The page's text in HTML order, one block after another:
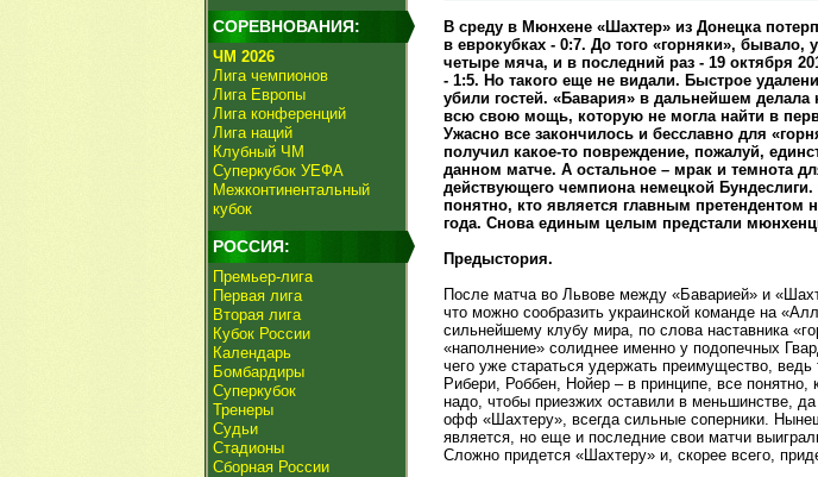
СОРЕВНОВАНИЯ:
ЧМ 2026
Лига чемпионов
Лига Европы
Лига конференций
Лига наций
Клубный ЧМ
Суперкубок УЕФА
Межконтинентальный
кубок
РОССИЯ:
Премьер-лига
Первая лига
Вторая лига
Кубок России
Календарь
Бомбардиры
Суперкубок
Тренеры
Судьи
Стадионы
Сборная России
В среду в Мюнхене «Шахтер» из Донецка
в еврокубках - 0:7. До того «горняки», бывало,
четыре мяча, и в последний раз - 19 октября
- 1:5. Но такого еще не видали. Быстрое
убили гостей. «Бавария» в дальнейшем делала
всю свою мощь, которую не могла найти в
Ужасно все закончилось и бесславно для
получил какое-то повреждение, пожалуй,
данном матче. А остальное – мрак и темнота
действующего чемпиона немецкой
понятно, кто является главным претендентом
года. Снова единым целым предстали
Предыстория.
После матча во Львове между «Баварией» и
что можно сообразить украинской команде на
сильнейшему клубу мира, по слова наставника
«наполнение» солиднее именно у подопечных
чего уже стараться удержать преимущество,
Рибери, Роббен, Нойер – в принципе, все
надо, чтобы приезжих оставили в меньшинстве,
офф «Шахтеру», всегда сильные соперники.
является, но еще и последние свои матчи
Сложно придется «Шахтеру» и, скорее всего,